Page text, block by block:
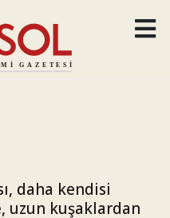
daha kendisi
uzun kuşaklardan